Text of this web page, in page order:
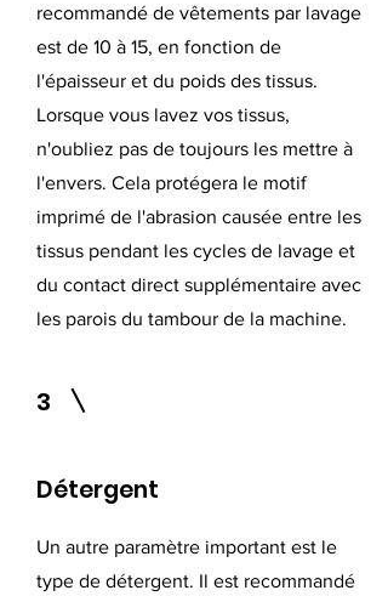
recommandé de vêtements par lavage
est de 10 à 15, en fonction de
l'épaisseur et du poids des tissus.
Lorsque vous lavez vos tissus,
n'oubliez pas de toujours les mettre à
l'envers. Cela protégera le motif
imprimé de l'abrasion causée entre les
tissus pendant les cycles de lavage et
du contact direct supplémentaire avec
les parois du tambour de la machine.
3
Détergent
Un autre paramètre important est le
type de détergent. Il est recommandé